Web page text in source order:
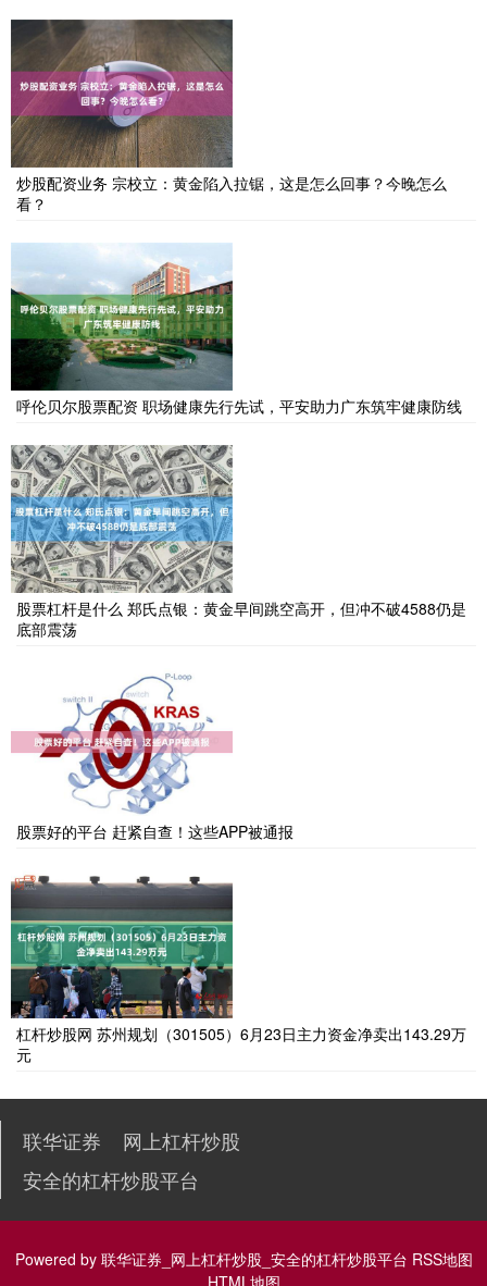
炒股配资业务 宗校立：黄金陷入拉锯，这是怎么回事？今晚怎么
看？
呼伦贝尔股票配资 职场健康先行先试，平安助力广东筑牢健康防线
股票杠杆是什么 郑氏点银：黄金早间跳空高开，但冲不破4588仍是
底部震荡
股票好的平台 赶紧自查！这些APP被通报
杠杆炒股网 苏州规划（301505）6月23日主力资金净卖出143.29万
元
联华证券
网上杠杆炒股
安全的杠杆炒股平台
Powered by 联华证券_网上杠杆炒股_安全的杠杆炒股平台 RSS地图
HTML地图